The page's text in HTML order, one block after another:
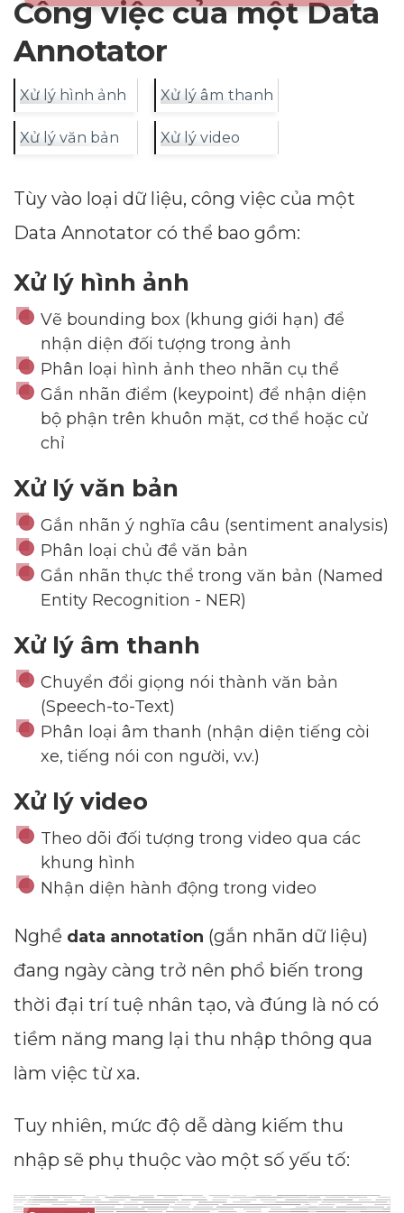
Công việc của một Data
Annotator
Xử lý hình ảnh
Xử lý văn bản
Xử lý âm thanh
Xử lý video
Tùy vào loại dữ liệu, công việc của một
Data Annotator có thể bao gồm:
Xử lý hình ảnh
Vẽ bounding box (khung giới hạn) để
nhận diện đối tượng trong ảnh
Phân loại hình ảnh theo nhãn cụ thể
Gắn nhãn điểm (keypoint) để nhận diện
bộ phận trên khuôn mặt, cơ thể hoặc cử
chỉ
Xử lý văn bản
Gắn nhãn ý nghĩa câu (sentiment analysis)
Phân loại chủ đề văn bản
Gắn nhãn thực thể trong văn bản (Named
Entity Recognition - NER)
Xử lý âm thanh
Chuyển đổi giọng nói thành văn bản
(Speech-to-Text)
Phân loại âm thanh (nhận diện tiếng còi
xe, tiếng nói con người, v.v.)
Xử lý video
Theo dõi đối tượng trong video qua các
khung hình
Nhận diện hành động trong video
Nghề data annotation (gắn nhãn dữ liệu)
đang ngày càng trở nên phổ biến trong
thời đại trí tuệ nhân tạo, và đúng là nó có
tiềm năng mang lại thu nhập thông qua
làm việc từ xa.
Tuy nhiên, mức độ dễ dàng kiếm thu
nhập sẽ phụ thuộc vào một số yếu tố: